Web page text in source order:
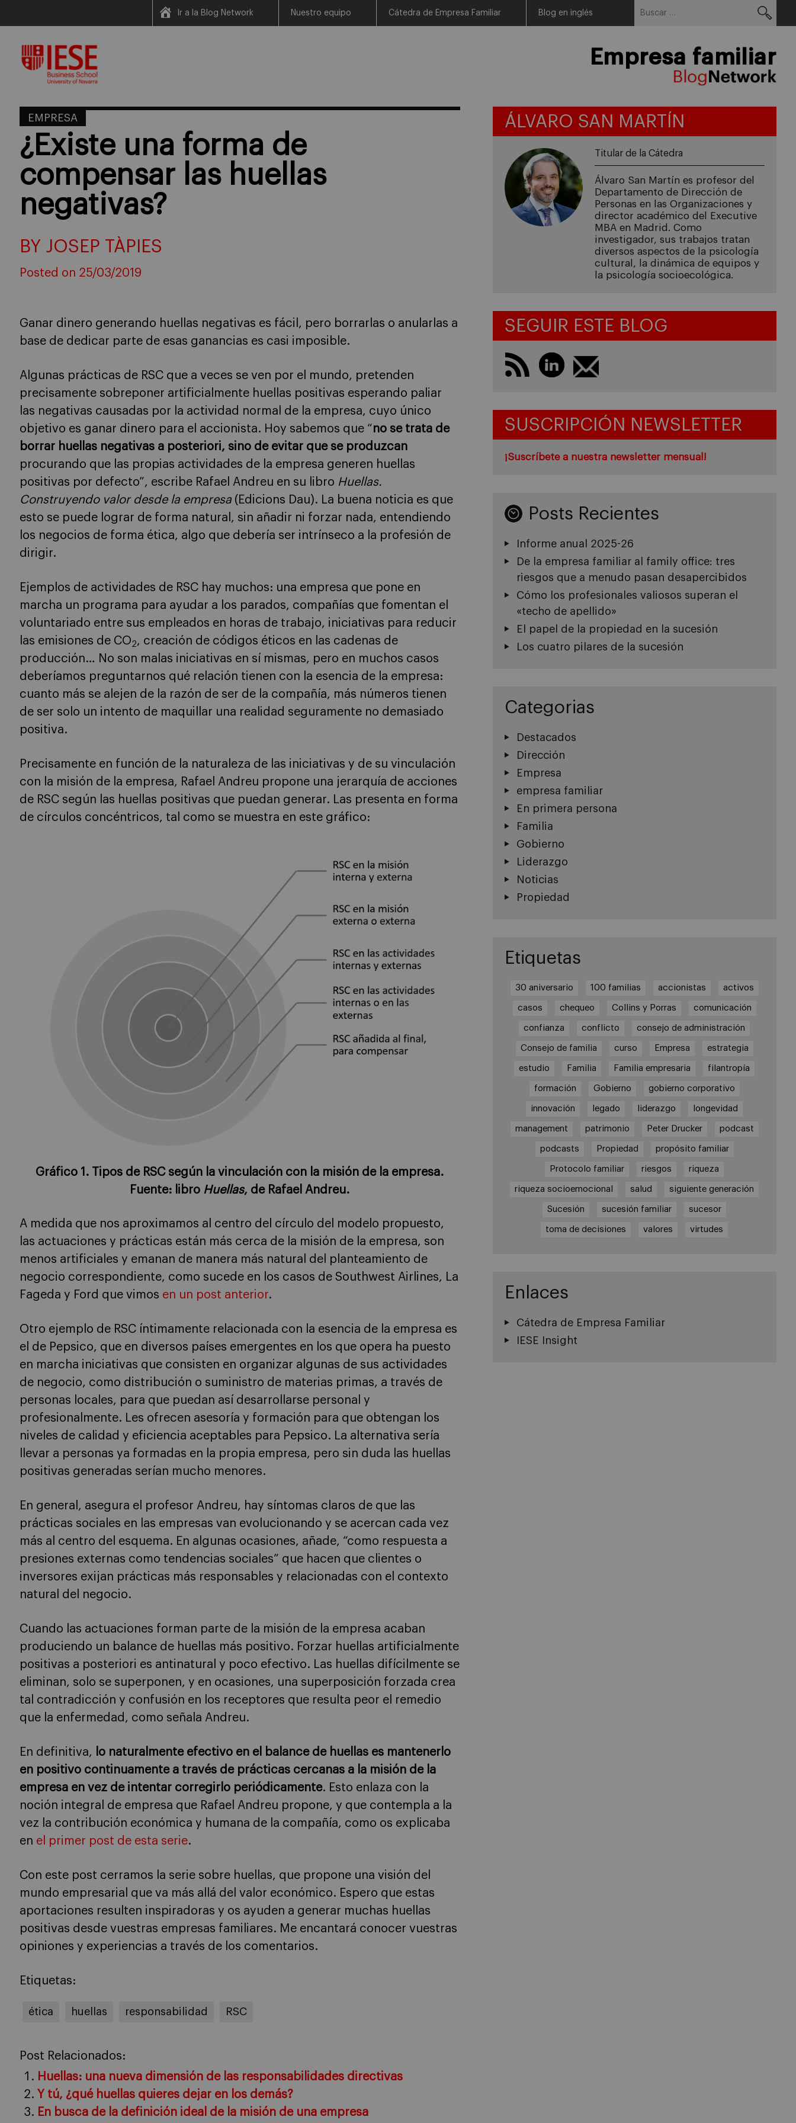
content
Ir a la Blog Network Nuestro equipo Cátedra de Empresa Familiar Blog en inglés
Empresa familiar
EMPRESA
¿Existe una forma de
compensar las huellas
negativas?
BY JOSEP TÀPIES
Posted on 25/03/2019
Ganar dinero generando huellas negativas es fácil, pero borrarlas o anularlas a
base de dedicar parte de esas ganancias es casi imposible.
Algunas prácticas de RSC que a veces se ven por el mundo, pretenden
precisamente sobreponer artificialmente huellas positivas esperando paliar
las negativas causadas por la actividad normal de la empresa, cuyo único
objetivo es ganar dinero para el accionista. Hoy sabemos que “ no se trata de
borrar huellas negativas a posteriori, sino de evitar que se produzcan
procurando que las propias actividades de la empresa generen huellas
positivas por defecto”, escribe Rafael Andreu en su libro Huellas.
Construyendo valor desde la empresa (Edicions Dau). La buena noticia es que
esto se puede lograr de forma natural, sin añadir ni forzar nada, entendiendo
los negocios de forma ética, algo que debería ser intrínseco a la profesión de
dirigir.
Ejemplos de actividades de RSC hay muchos: una empresa que pone en
marcha un programa para ayudar a los parados, compañías que fomentan el
voluntariado entre sus empleados en horas de trabajo, iniciativas para reducir
las emisiones de CO2, creación de códigos éticos en las cadenas de
producción… No son malas iniciativas en sí mismas, pero en muchos casos
deberíamos preguntarnos qué relación tienen con la esencia de la empresa:
cuanto más se alejen de la razón de ser de la compañía, más números tienen
de ser solo un intento de maquillar una realidad seguramente no demasiado
positiva.
Precisamente en función de la naturaleza de las iniciativas y de su vinculación
con la misión de la empresa, Rafael Andreu propone una jerarquía de acciones
de RSC según las huellas positivas que puedan generar. Las presenta en forma
de círculos concéntricos, tal como se muestra en este gráfico:
Gráfico 1. Tipos de RSC según la vinculación con la misión de la empresa.
Fuente: libro Huellas, de Rafael Andreu.
A medida que nos aproximamos al centro del círculo del modelo propuesto,
las actuaciones y prácticas están más cerca de la misión de la empresa, son
menos artificiales y emanan de manera más natural del planteamiento de
negocio correspondiente, como sucede en los casos de Southwest Airlines, La
Fageda y Ford que vimos en un post anterior.
Otro ejemplo de RSC íntimamente relacionada con la esencia de la empresa es
el de Pepsico, que en diversos países emergentes en los que opera ha puesto
en marcha iniciativas que consisten en organizar algunas de sus actividades
de negocio, como distribución o suministro de materias primas, a través de
personas locales, para que puedan así desarrollarse personal y
profesionalmente. Les ofrecen asesoría y formación para que obtengan los
niveles de calidad y eficiencia aceptables para Pepsico. La alternativa sería
llevar a personas ya formadas en la propia empresa, pero sin duda las huellas
positivas generadas serían mucho menores.
En general, asegura el profesor Andreu, hay síntomas claros de que las
prácticas sociales en las empresas van evolucionando y se acercan cada vez
más al centro del esquema. En algunas ocasiones, añade, “como respuesta a
presiones externas como tendencias sociales” que hacen que clientes o
inversores exijan prácticas más responsables y relacionadas con el contexto
natural del negocio.
Cuando las actuaciones forman parte de la misión de la empresa acaban
produciendo un balance de huellas más positivo. Forzar huellas artificialmente
positivas a posteriori es antinatural y poco efectivo. Las huellas difícilmente se
eliminan, solo se superponen, y en ocasiones, una superposición forzada crea
tal contradicción y confusión en los receptores que resulta peor el remedio
que la enfermedad, como señala Andreu.
En definitiva,
lo naturalmente efectivo en el balance de huellas es mantenerlo
en positivo continuamente a través de prácticas cercanas a la misión de la
empresa en vez de intentar corregirlo periódicamente. Esto enlaza con la
noción integral de empresa que Rafael Andreu propone, y que contempla a la
vez la contribución económica y humana de la compañía, como os explicaba
en el primer post de esta serie.
Con este post cerramos la serie sobre huellas, que propone una visión del
mundo empresarial que va más allá del valor económico. Espero que estas
aportaciones resulten inspiradoras y os ayuden a generar muchas huellas
positivas desde vuestras empresas familiares. Me encantará conocer vuestras
opiniones y experiencias a través de los comentarios.
Etiquetas:
ética huellas responsabilidad RSC
Post Relacionados:
Huellas: una nueva dimensión de las responsabilidades directivas
Y tú, ¿qué huellas quieres dejar en los demás?
En busca de la definición ideal de la misión de una empresa
ÁLVARO SAN MARTÍN
Titular de la Cátedra
Álvaro San Martín es profesor del
Departamento de Dirección de
Personas en las Organizaciones y
director académico del Executive
MBA en Madrid. Como
investigador, sus trabajos tratan
diversos aspectos de la psicología
cultural, la dinámica de equipos y
la psicología socioecológica.
SEGUIR ESTE BLOG
SUSCRIPCIÓN NEWSLETTER
¡Suscríbete a nuestra newsletter mensual!
Posts Recientes
Informe anual 2025-26
De la empresa familiar al family office: tres
riesgos que a menudo pasan desapercibidos
Cómo los profesionales valiosos superan el
«techo de apellido»
El papel de la propiedad en la sucesión
Los cuatro pilares de la sucesión
Categorias
Destacados
Dirección
Empresa
empresa familiar
En primera persona
Familia
Gobierno
Liderazgo
Noticias
Propiedad
Etiquetas
30 aniversario 100 familias accionistas activos
casos chequeo Collins y Porras comunicación
confianza conflicto consejo de administración
Consejo de familia curso Empresa estrategia
estudio Familia Familia empresaria filantropía
formación Gobierno gobierno corporativo
innovación legado liderazgo longevidad
management patrimonio Peter Drucker podcast
podcasts Propiedad propósito familiar
Protocolo familiar riesgos riqueza
riqueza socioemocional salud siguiente generación
Sucesión sucesión familiar sucesor
toma de decisiones valores virtudes
Enlaces
Cátedra de Empresa Familiar
IESE Insight